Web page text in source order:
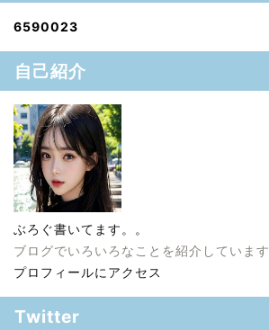
6590023
自己紹介
ぶろぐ書いてます。。
ブログでいろいろなことを紹介しています
プロフィールにアクセス
Twitter